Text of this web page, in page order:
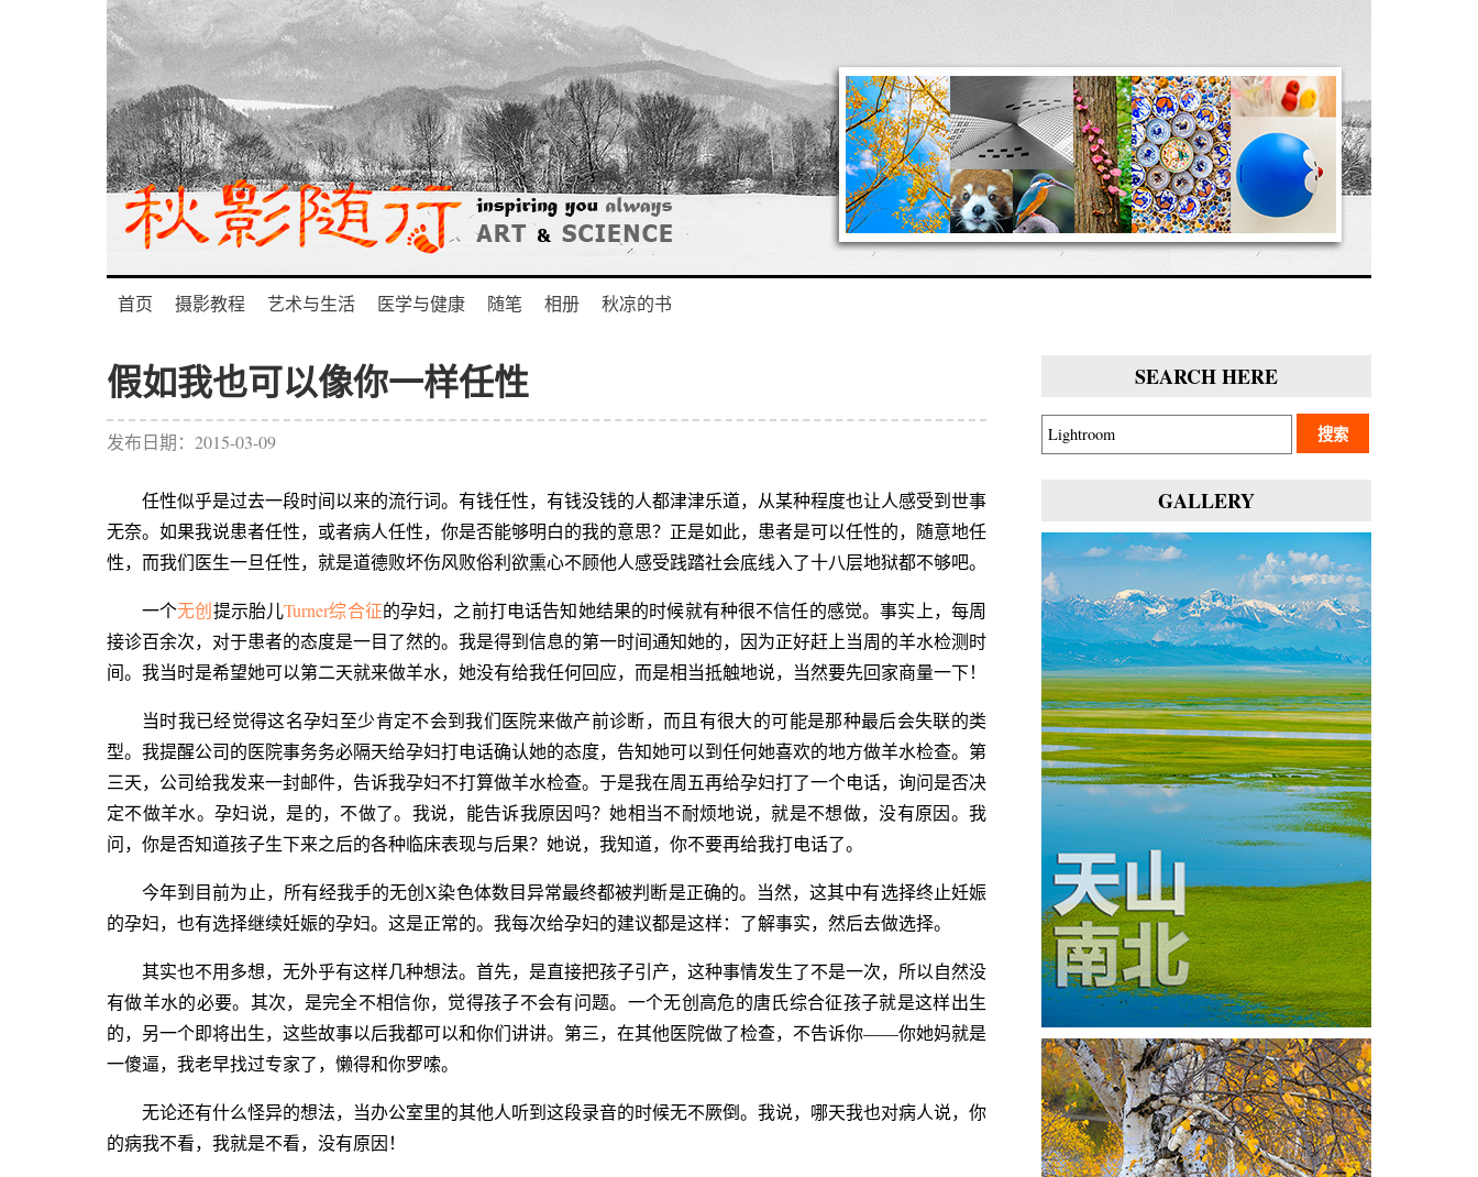
首页 摄影教程 艺术与生活 医学与健康 随笔 相册 秋凉的书
假如我也可以像你一样任性
发布日期：2015-03-09
任性似乎是过去一段时间以来的流行词。有钱任性，有钱没钱的人都津津乐道，从某种程度也让人感受到世事
无奈。如果我说患者任性，或者病人任性，你是否能够明白的我的意思？正是如此，患者是可以任性的，随意地任
性，而我们医生一旦任性，就是道德败坏伤风败俗利欲熏心不顾他人感受践踏社会底线入了十八层地狱都不够吧。
一个无创提示胎儿Turner综合征的孕妇，之前打电话告知她结果的时候就有种很不信任的感觉。事实上，每周
接诊百余次，对于患者的态度是一目了然的。我是得到信息的第一时间通知她的，因为正好赶上当周的羊水检测时
间。我当时是希望她可以第二天就来做羊水，她没有给我任何回应，而是相当抵触地说，当然要先回家商量一下！
当时我已经觉得这名孕妇至少肯定不会到我们医院来做产前诊断，而且有很大的可能是那种最后会失联的类
型。我提醒公司的医院事务务必隔天给孕妇打电话确认她的态度，告知她可以到任何她喜欢的地方做羊水检查。第
三天，公司给我发来一封邮件，告诉我孕妇不打算做羊水检查。于是我在周五再给孕妇打了一个电话，询问是否决
定不做羊水。孕妇说，是的，不做了。我说，能告诉我原因吗？她相当不耐烦地说，就是不想做，没有原因。我
问，你是否知道孩子生下来之后的各种临床表现与后果？她说，我知道，你不要再给我打电话了。
今年到目前为止，所有经我手的无创X染色体数目异常最终都被判断是正确的。当然，这其中有选择终止妊娠
的孕妇，也有选择继续妊娠的孕妇。这是正常的。我每次给孕妇的建议都是这样：了解事实，然后去做选择。
其实也不用多想，无外乎有这样几种想法。首先，是直接把孩子引产，这种事情发生了不是一次，所以自然没
有做羊水的必要。其次，是完全不相信你，觉得孩子不会有问题。一个无创高危的唐氏综合征孩子就是这样出生
的，另一个即将出生，这些故事以后我都可以和你们讲讲。第三，在其他医院做了检查，不告诉你——你她妈就是
一傻逼，我老早找过专家了，懒得和你罗嗦。
无论还有什么怪异的想法，当办公室里的其他人听到这段录音的时候无不厥倒。我说，哪天我也对病人说，你
的病我不看，我就是不看，没有原因！
SEARCH HERE
GALLERY